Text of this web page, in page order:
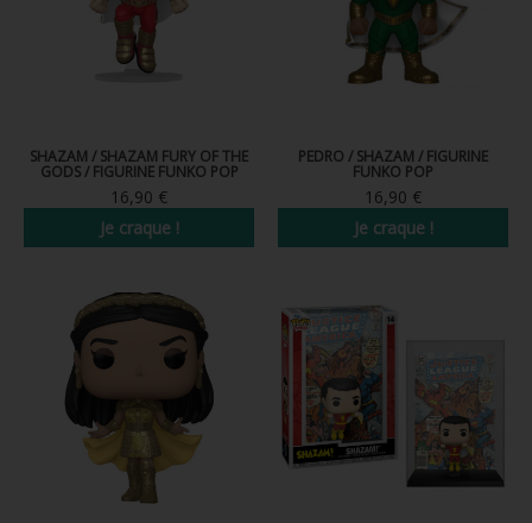
SHAZAM / SHAZAM FURY OF THE
GODS / FIGURINE FUNKO POP
16,90 €
Je craque !
PEDRO / SHAZAM / FIGURINE
FUNKO POP
16,90 €
Je craque !